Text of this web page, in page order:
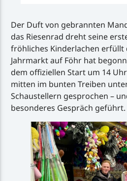
Der Duft von gebrannten
das Riesenrad dreht seine
fröhliches Kinderlachen erfüllt
Jahrmarkt auf Föhr hat
dem offiziellen Start um 14
mitten im bunten Treiben
Schaustellern gesprochen –
besonderes Gespräch geführt.